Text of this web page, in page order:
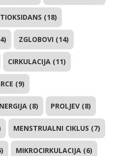
(18)
ZGLOBOVI (14)
CIRKULACIJA (11)
(9)
(8) PROLJEV (8)
MENSTRUALNI CIKLUS (7)
MIKROCIRKULACIJA (6)